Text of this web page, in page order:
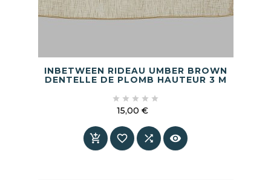
INBETWEEN RIDEAU UMBER BROWN
DENTELLE DE PLOMB HAUTEUR 3 M
    
15,00 €
   